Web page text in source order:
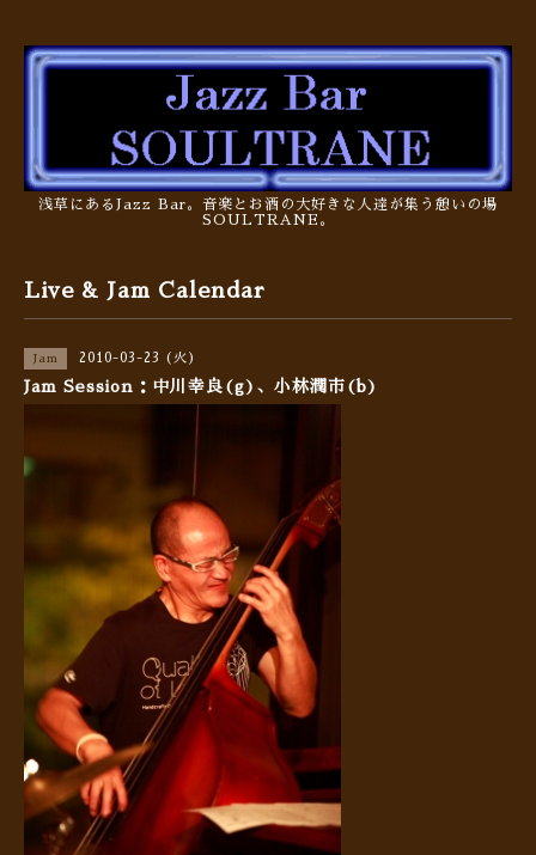
浅草にあるJazz Bar。音楽とお酒の大好きな人達が集う憩いの場
SOULTRANE。
Live & Jam Calendar
Jam 2010-03-23 (火)
Jam Session：中川幸良(g)、小林潤市(b)